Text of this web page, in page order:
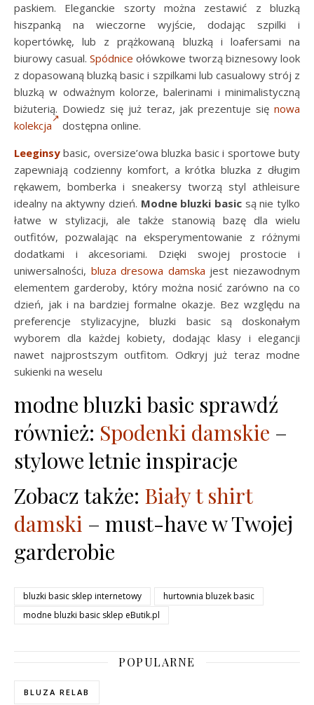
paskiem. Eleganckie szorty można zestawić z bluzką
hiszpanką na wieczorne wyjście, dodając szpilki i
kopertówkę, lub z prążkowaną bluzką i loafersami na
biurowy casual. Spódnice ołówkowe tworzą biznesowy look
z dopasowaną bluzką basic i szpilkami lub casualowy strój z
bluzką w odważnym kolorze, balerinami i minimalistyczną
biżuterią. Dowiedz się już teraz, jak prezentuje się nowa
kolekcja
dostępna online.
Leeginsy basic, oversize’owa bluzka basic i sportowe buty
zapewniają codzienny komfort, a krótka bluzka z długim
rękawem, bomberka i sneakersy tworzą styl athleisure
idealny na aktywny dzień. Modne bluzki basic są nie tylko
łatwe w stylizacji, ale także stanowią bazę dla wielu
outfitów, pozwalając na eksperymentowanie z różnymi
dodatkami i akcesoriami. Dzięki swojej prostocie i
uniwersalności, bluza dresowa damska jest niezawodnym
elementem garderoby, który można nosić zarówno na co
dzień, jak i na bardziej formalne okazje. Bez względu na
preferencje stylizacyjne, bluzki basic są doskonałym
wyborem dla każdej kobiety, dodając klasy i elegancji
nawet najprostszym outfitom. Odkryj już teraz modne
sukienki na weselu
modne bluzki basic sprawdź
również: Spodenki damskie –
stylowe letnie inspiracje
Zobacz także: Biały t shirt
damski – must-have w Twojej
garderobie
bluzki basic sklep internetowy
hurtownia bluzek basic
modne bluzki basic sklep eButik.pl
POPULARNE
BLUZA RELAB